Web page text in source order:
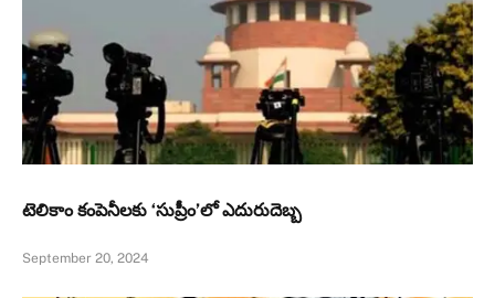
టెలికాం కంపెనీలకు ‘సుప్రీం’లో ఎదురుదెబ్బ
September 20, 2024